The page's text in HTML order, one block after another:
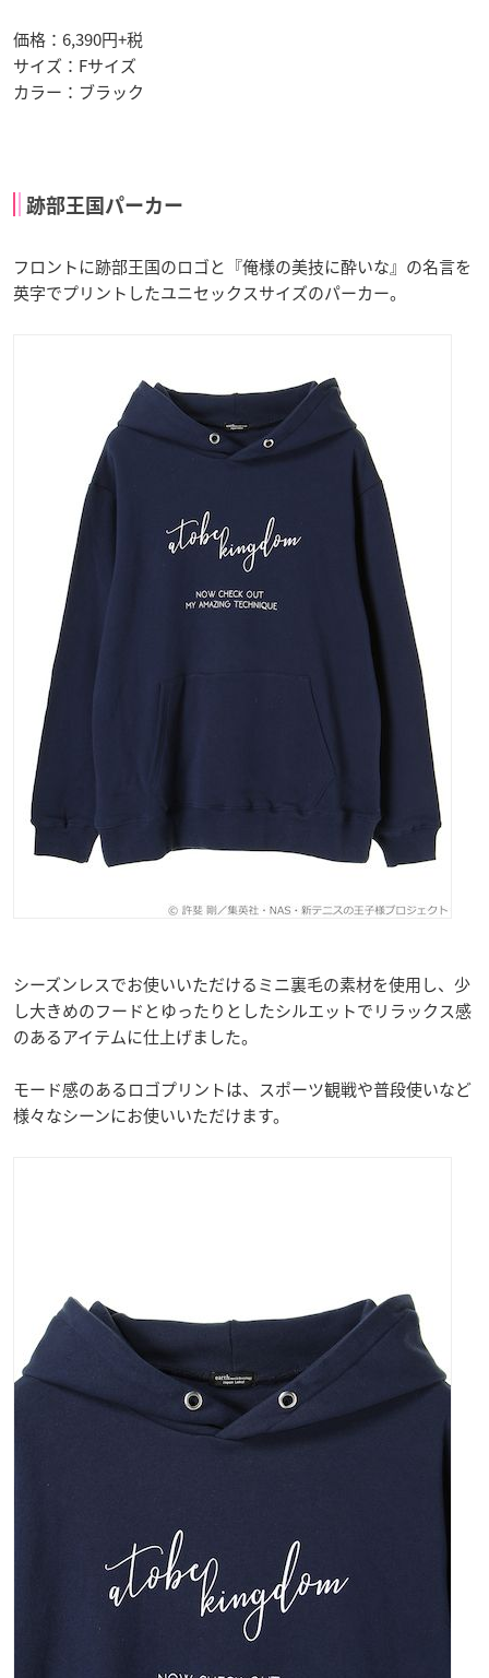
価格：6,390円+税
サイズ：Fサイズ
カラー：ブラック
跡部王国パーカー
フロントに跡部王国のロゴと『俺様の美技に酔いな』の名言を
英字でプリントしたユニセックスサイズのパーカー。
シーズンレスでお使いいただけるミニ裏毛の素材を使用し、少
し大きめのフードとゆったりとしたシルエットでリラックス感
のあるアイテムに仕上げました。
モード感のあるロゴプリントは、スポーツ観戦や普段使いなど
様々なシーンにお使いいただけます。